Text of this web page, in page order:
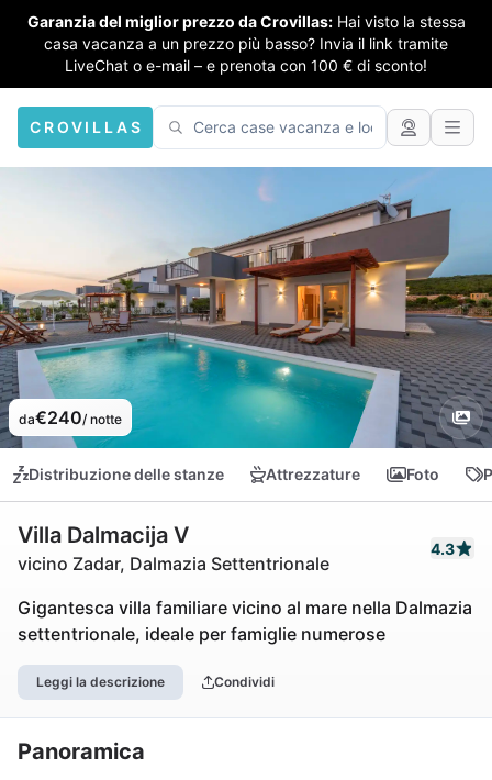
Garanzia del miglior prezzo da Crovillas: Hai visto la stessa
casa vacanza a un prezzo più basso? Invia il link tramite
LiveChat o e-mail – e prenota con 100 € di sconto!
CROVILLAS
da€240/ notte
Distribuzione delle stanze Attrezzature Foto
Villa Dalmacija V
vicino Zadar, Dalmazia Settentrionale
4.3
Gigantesca villa familiare vicino al mare nella Dalmazia
settentrionale, ideale per famiglie numerose
Leggi la descrizione Condividi
Panoramica